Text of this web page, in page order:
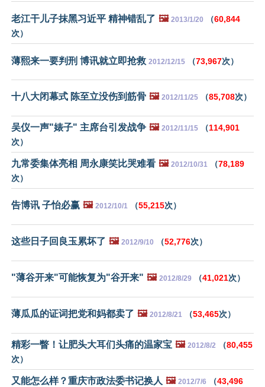
老江干儿子抹黑习近平 精神错乱了 🖼️ 2013/1/20 （60,844
次）
薄熙来一要判刑 博讯就立即抢救 2012/12/15 （73,967次）
十八大闭幕式 陈至立没伤到筋骨 🖼️ 2012/11/25 （85,708次）
吴仪一声"婊子" 主席台引发战争 🖼️ 2012/11/15 （114,901
次）
九常委集体亮相 周永康笑比哭难看 🖼️ 2012/10/31 （78,189
次）
告博讯 子怡必赢 🖼️ 2012/10/1 （55,215次）
这些日子回良玉累坏了 🖼️ 2012/9/10 （52,776次）
"薄谷开来"可能恢复为"谷开来" 🖼️ 2012/8/29 （41,021次）
薄瓜瓜的证词把党和妈都卖了 🖼️ 2012/8/21 （53,465次）
精彩一瞥！让肥头大耳们头痛的温家宝 🖼️ 2012/8/2 （80,455
次）
又能怎么样？重庆市政法委书记换人 🖼️ 2012/7/6 （43,496